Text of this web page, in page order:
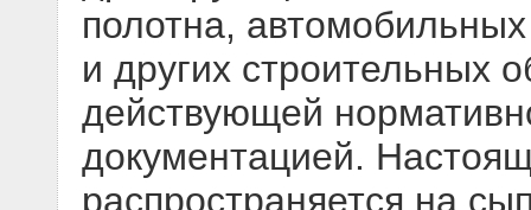
полотна,
и других строительных
действующей
документацией.
распространяется на